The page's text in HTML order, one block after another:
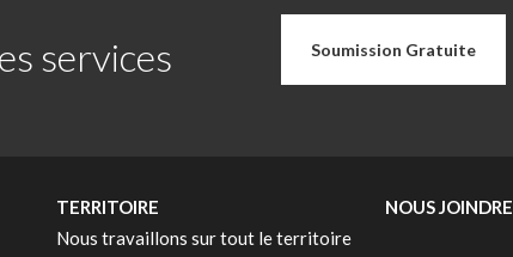
services
Soumission Gratuite
TERRITOIRE
Nous travaillons sur tout le territoire
NOUS JOINDRE